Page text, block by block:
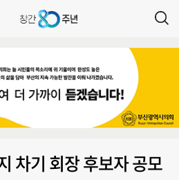
차기 회장 후보자 공모